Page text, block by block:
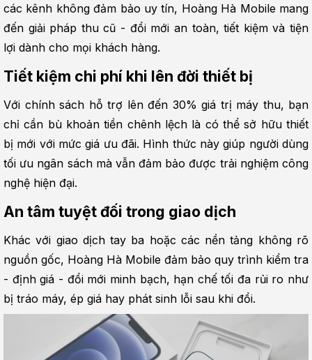
các kênh không đảm bảo uy tín, Hoàng Hà Mobile mang
đến giải pháp thu cũ - đổi mới an toàn, tiết kiệm và tiện
lợi dành cho mọi khách hàng.
Tiết kiệm chi phí khi lên đời thiết bị
Với chính sách hỗ trợ lên đến 30% giá trị máy thu, bạn
chỉ cần bù khoản tiền chênh lệch là có thể sở hữu thiết
bị mới với mức giá ưu đãi. Hình thức này giúp người dùng
tối ưu ngân sách mà vẫn đảm bảo được trải nghiệm công
nghệ hiện đại.
An tâm tuyệt đối trong giao dịch
Khác với giao dịch tay ba hoặc các nền tảng không rõ
nguồn gốc, Hoàng Hà Mobile đảm bảo quy trình kiểm tra
- định giá - đổi mới minh bạch, hạn chế tối đa rủi ro như
bị tráo máy, ép giá hay phát sinh lỗi sau khi đổi.